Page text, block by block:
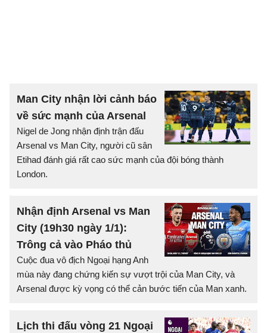
Man City nhận lời cảnh báo
về sức mạnh của Arsenal
Nigel de Jong nhận định trận đấu
Arsenal vs Man City, người cũ sân
Etihad đánh giá rất cao sức mạnh của đội bóng thành
London.
Nhận định Arsenal vs Man
City (19h30 ngày 1/1):
Trông cả vào Pháo thủ
Cuộc đua vô địch Ngoại hạng Anh
mùa này đang chứng kiến sự vượt trội của Man City, và
Arsenal được kỳ vọng có thể cản bước tiến của Man xanh.
Lịch thi đấu vòng 21 Ngoại